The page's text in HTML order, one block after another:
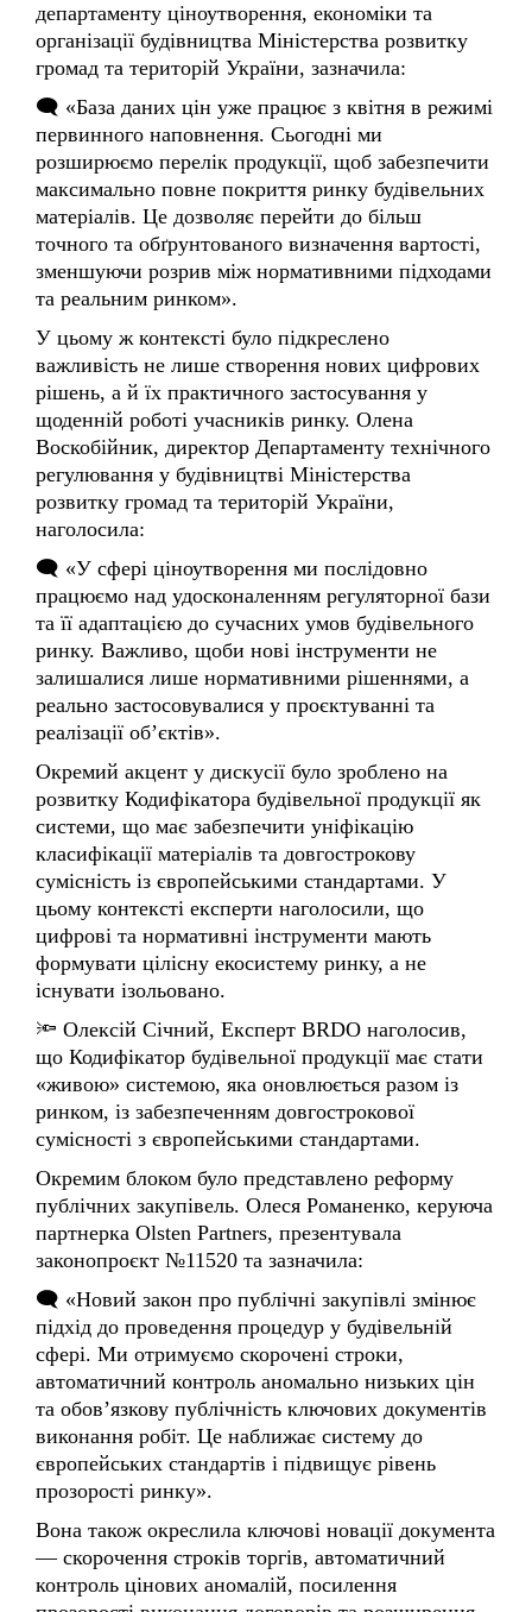
громад та територій України, зазначила:
🗨️ «База даних цін уже працює з квітня в режимі
первинного наповнення. Сьогодні ми
розширюємо перелік продукції, щоб забезпечити
максимально повне покриття ринку будівельних
матеріалів. Це дозволяє перейти до більш
точного та обґрунтованого визначення вартості,
зменшуючи розрив між нормативними підходами
та реальним ринком».
У цьому ж контексті було підкреслено
важливість не лише створення нових цифрових
рішень, а й їх практичного застосування у
щоденній роботі учасників ринку. Олена
Воскобійник, директор Департаменту технічного
регулювання у будівництві Міністерства
розвитку громад та територій України,
наголосила:
🗨️ «У сфері ціноутворення ми послідовно
працюємо над удосконаленням регуляторної бази
та її адаптацією до сучасних умов будівельного
ринку. Важливо, щоби нові інструменти не
залишалися лише нормативними рішеннями, а
реально застосовувалися у проєктуванні та
реалізації об’єктів».
Окремий акцент у дискусії було зроблено на
розвитку Кодифікатора будівельної продукції як
системи, що має забезпечити уніфікацію
класифікації матеріалів та довгострокову
сумісність із європейськими стандартами. У
цьому контексті експерти наголосили, що
цифрові та нормативні інструменти мають
формувати цілісну екосистему ринку, а не
існувати ізольовано.
🔦 Олексій Січний, Експерт BRDO наголосив,
що Кодифікатор будівельної продукції має стати
«живою» системою, яка оновлюється разом із
ринком, із забезпеченням довгострокової
сумісності з європейськими стандартами.
Окремим блоком було представлено реформу
публічних закупівель. Олеся Романенко, керуюча
партнерка Olsten Partners, презентувала
законопроєкт №11520 та зазначила:
🗨️ «Новий закон про публічні закупівлі змінює
підхід до проведення процедур у будівельній
сфері. Ми отримуємо скорочені строки,
автоматичний контроль аномально низьких цін
та обов’язкову публічність ключових документів
виконання робіт. Це наближає систему до
європейських стандартів і підвищує рівень
прозорості ринку».
Вона також окреслила ключові новації документа
— скорочення строків торгів, автоматичний
контроль цінових аномалій, посилення
прозорості виконання договорів та розширення
механізмів доброчесності учасників ринку.